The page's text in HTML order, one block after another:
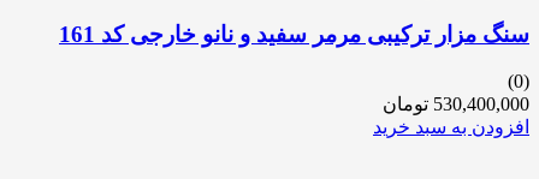
سنگ مزار ترکیبی مرمر سفید و نانو خارجی کد 161
(0)
530,400,000 تومان
افزودن به سبد خرید